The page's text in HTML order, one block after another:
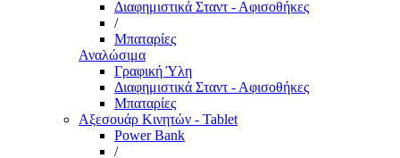
Διαφημιστικά Σταντ - Αφισοθήκες
/
Μπαταρίες
Αναλώσιμα
Γραφική Ύλη
Διαφημιστικά Σταντ - Αφισοθήκες
Μπαταρίες
Αξεσουάρ Κινητών - Tablet
Power Bank
/